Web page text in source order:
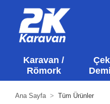
Karavan /
Römork
Ana Sayfa Tüm Ürünler